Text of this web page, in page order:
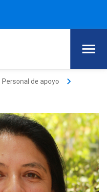
Personal de apoyo keyboard_arrow_right